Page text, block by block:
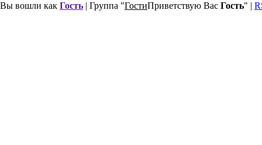
Вы вошли как Гость | Группа "ГостиПриветствую Вас Гость" |